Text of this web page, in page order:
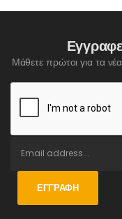
Μάθετε πρώτοι για τα
ΕΓΓΡΑΦΉ